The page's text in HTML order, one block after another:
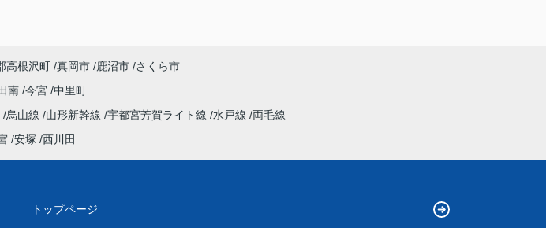
高根沢町 真岡市 鹿沼市
さくら市
南 今宮 中里町
烏山線 山形新幹線 宇都宮芳賀ライト線 水戸線
両毛線
安塚 西川田
トップページ